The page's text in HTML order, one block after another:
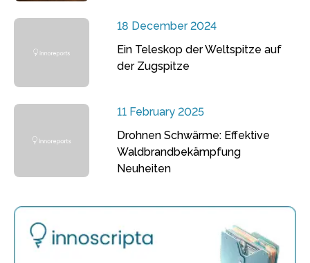
18 December 2024
Ein Teleskop der Weltspitze auf
der Zugspitze
11 February 2025
Drohnen Schwärme: Effektive
Waldbrandbekämpfung
Neuheiten